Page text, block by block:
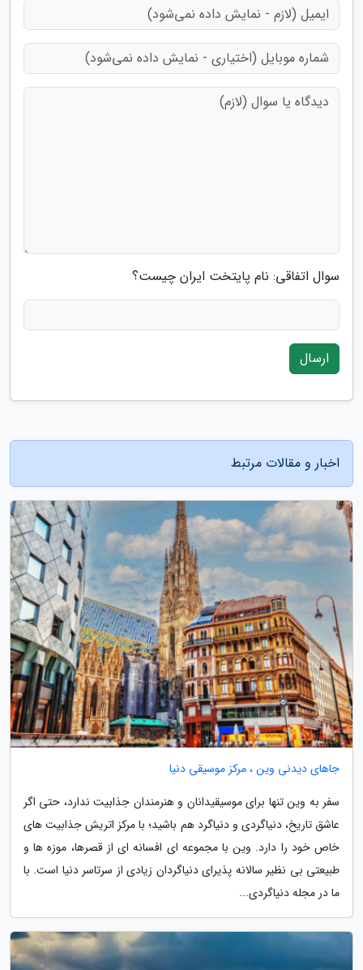
سوال اتفاقی: نام پایتخت ایران چیست؟
ارسال
اخبار و مقالات مرتبط
جاهای دیدنی وین ، مرکز موسیقی دنیا
سفر به وین تنها برای موسیقیدانان و هنرمندان جذابیت ندارد، حتی اگر
عاشق تاریخ، دنیاگردی و دنیاگرد هم باشید؛ با مرکز اتریش جذابیت های
خاص خود را دارد. وین با مجموعه ای افسانه ای از قصرها، موزه ها و
طبیعتی بی نظیر سالانه پذیرای دنیاگردان زیادی از سرتاسر دنیا است. با
ما در مجله دنیاگردی...